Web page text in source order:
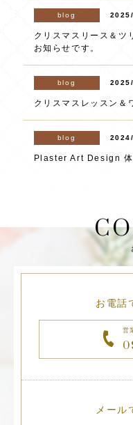
blog
クリスマスリース＆
お知らせです。
blog
クリスマスレッスン＆
blog
Plaster Art Design 体
お電話
営
メール